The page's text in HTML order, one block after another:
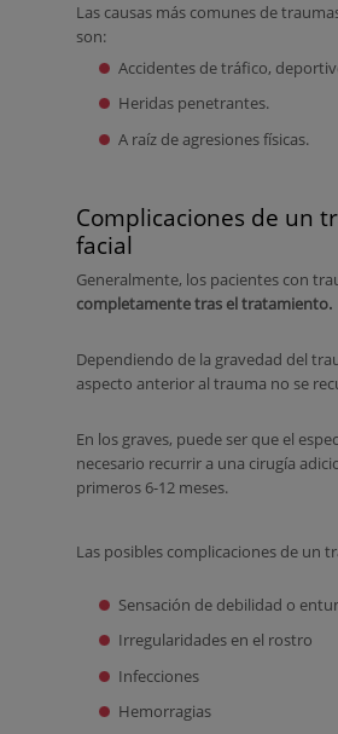
Las causas más comunes de
son:
Accidentes de tráfico,
Heridas penetrantes.
A raíz de agresiones físicas.
Complicaciones de un
facial
Generalmente, los pacientes con
completamente tras el tratamiento.
Dependiendo de la gravedad del
aspecto anterior al trauma no se
En los graves, puede ser que el
necesario recurrir a una cirugía
primeros 6-12 meses.
Las posibles complicaciones de un
Sensación de debilidad o
Irregularidades en el rostro
Infecciones
Hemorragias